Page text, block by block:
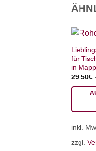
für
in
29,50€
Produkt
weist
inkl.
zzgl.